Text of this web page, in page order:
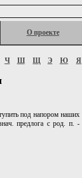
О проекте
Ч Ш Щ Э Ю Я
под напором наших
предлога с род. п. -